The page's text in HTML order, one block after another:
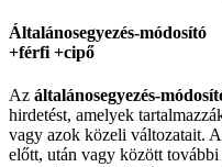
Általánosegyezés-módosító
+férfi +cipő
Az általánosegyezés-
hirdetést, amelyek
vagy azok közeli változatait.
előtt, után vagy között további